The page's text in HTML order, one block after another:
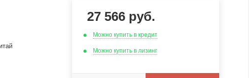
27 566 руб.
Можно купить в кредит
Можно купить в лизинг